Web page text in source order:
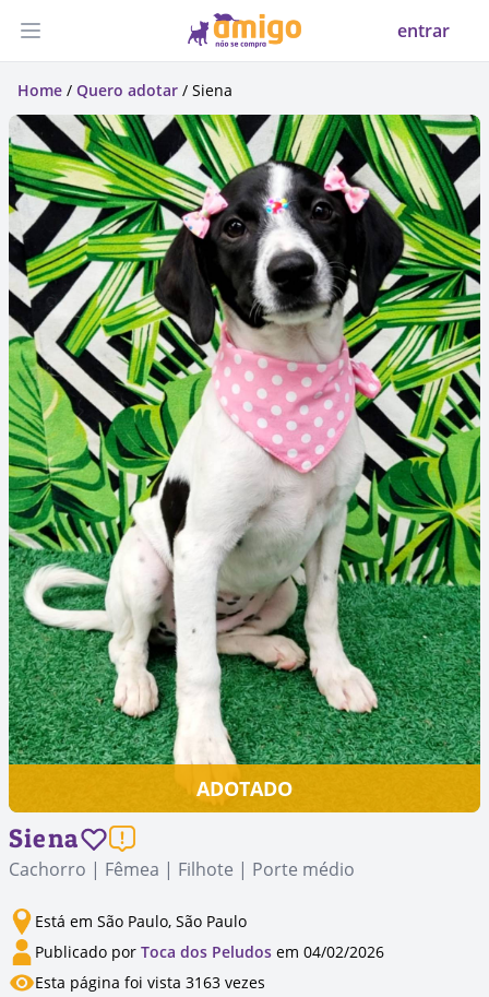
Abrir menu entrar
Home / Quero adotar / Siena
ADOTADO
Siena
Cachorro | Fêmea | Filhote | Porte médio
Está em São Paulo, São Paulo
Publicado por Toca dos Peludos em 04/02/2026
Esta página foi vista 3163 vezes